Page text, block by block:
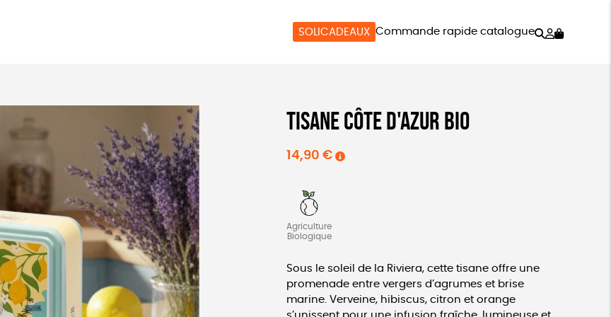
SOLICADEAUX Commande rapide catalogue Rechercher
Mon
Tisane côte d'azur bio
14,90 €
Agriculture
Biologique
Sous le soleil de la Riviera, cette tisane offre une
promenade entre vergers d’agrumes et brise
marine. Verveine, hibiscus, citron et orange